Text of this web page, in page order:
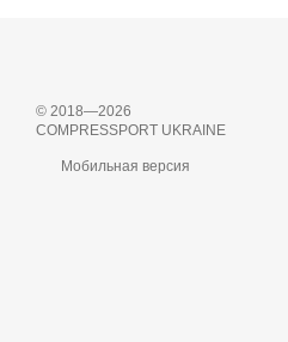
© 2018—2026
COMPRESSPORT UKRAINE
Мобильная версия